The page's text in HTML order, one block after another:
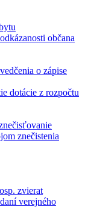
občana
o zápise
dotácie z rozpočtu
znečistenia
zvierat
verejného